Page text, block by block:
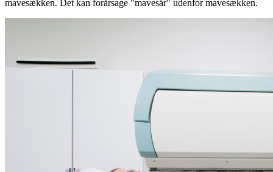
mavesækken. Det kan forårsage "mavesår" udenfor mavesækken.